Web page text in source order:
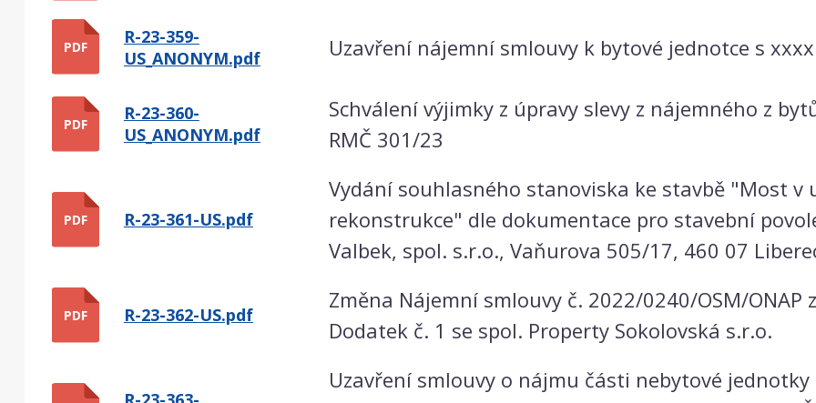
PDF
R-23-359-
US_ANONYM.pdf
Uzavření nájemní smlouvy k bytové jednotce s xxxx
PDF
R-23-360-
US_ANONYM.pdf
Schválení výjimky z úpravy slevy z nájemného z
RMČ 301/23
PDF R-23-361-US.pdf
Vydání souhlasného stanoviska ke stavbě "Most v
rekonstrukce" dle dokumentace pro stavební
Valbek, spol. s.r.o., Vaňurova 505/17, 460 07
PDF R-23-362-US.pdf
Změna Nájemní smlouvy č. 2022/0240/OSM/
Dodatek č. 1 se spol. Property Sokolovská s.r.o.
Uzavření smlouvy o nájmu části nebytové